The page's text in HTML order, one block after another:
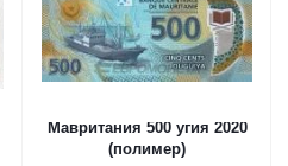
Мавритания 500 угия 2020
(полимер)